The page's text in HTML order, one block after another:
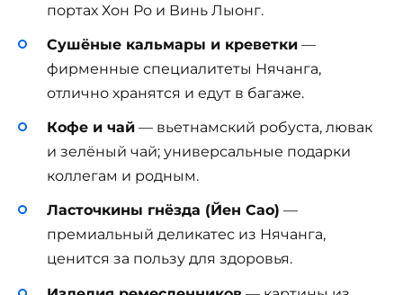
портах Хон Ро и Винь Лыонг.
Сушёные кальмары и креветки —
фирменные специалитеты Нячанга,
отлично хранятся и едут в багаже.
Кофе и чай — вьетнамский робуста, лювак
и зелёный чай; универсальные подарки
коллегам и родным.
Ласточкины гнёзда (Йен Сао) —
премиальный деликатес из Нячанга,
ценится за пользу для здоровья.